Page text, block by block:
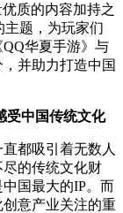
质的内容加持之
主题，为玩家们
华夏手游》与
并助力打造中国
受中国传统文化
都吸引着无数人
的传统文化财
国最大的IP。而
意产业关注的重